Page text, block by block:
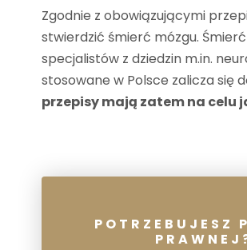
Zgodnie z obowiązującymi
stwierdzić śmierć mózgu.
specjalistów z dziedzin m.in.
stosowane w Polsce zalicza się
przepisy mają zatem na celu
POTRZEBUJESZ